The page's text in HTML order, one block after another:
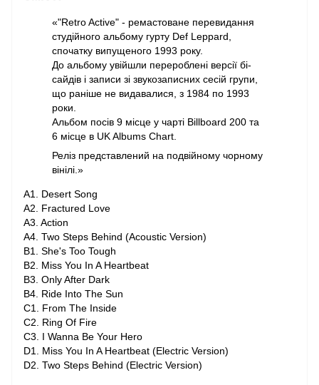
«"Retro Active" - ремастоване перевидання
студійного альбому гурту Def Leppard,
спочатку випущеного 1993 року.
До альбому увійшли перероблені версії бі-
сайдів і записи зі звукозаписних сесій групи,
що раніше не видавалися, з 1984 по 1993
роки.
Альбом посів 9 місце у чарті Billboard 200 та
6 місце в UK Albums Chart.
Реліз представлений на подвійному чорному
вінілі.»
A1. Desert Song
A2. Fractured Love
A3. Action
A4. Two Steps Behind (Acoustic Version)
B1. She's Too Tough
B2. Miss You In A Heartbeat
B3. Only After Dark
B4. Ride Into The Sun
C1. From The Inside
C2. Ring Of Fire
C3. I Wanna Be Your Hero
D1. Miss You In A Heartbeat (Electric Version)
D2. Two Steps Behind (Electric Version)